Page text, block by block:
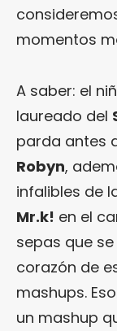
momentos
A saber: el
laureado del
parda antes
Robyn,
infalibles de
Mr.k! en el
sepas que
corazón de
mashups.
un mashup